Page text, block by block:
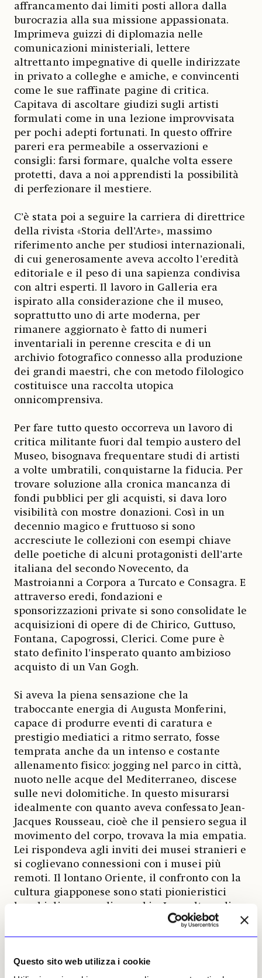
Questo sito web utilizza i cookie
affrancamento dai limiti posti allora dalla
burocrazia alla sua missione appassionata.
Imprimeva guizzi di diplomazia nelle
comunicazioni ministeriali, lettere
altrettanto impegnative di quelle indirizzate
in privato a colleghe e amiche, e convincenti
come le sue raffinate pagine di critica.
Capitava di ascoltare giudizi sugli artisti
formulati come in una lezione improvvisata
per pochi adepti fortunati. In questo offrire
pareri era permeabile a osservazioni e
consigli: farsi formare, qualche volta essere
protetti, dava a noi apprendisti la possibilità
di perfezionare il mestiere.
C’è stata poi a seguire la carriera di direttrice
della rivista «Storia dell’Arte», massimo
riferimento anche per studiosi internazionali,
di cui generosamente aveva accolto l’eredità
editoriale e il peso di una sapienza condivisa
con altri esperti. Il lavoro in Galleria era
ispirato alla considerazione che il museo,
soprattutto uno di arte moderna, per
rimanere aggiornato è fatto di numeri
inventariali in perenne crescita e di un
archivio fotografico connesso alla produzione
dei grandi maestri, che con metodo filologico
costituisce una raccolta utopica
onnicomprensiva.
Per fare tutto questo occorreva un lavoro di
critica militante fuori dal tempio austero del
Museo, bisognava frequentare studi di artisti
a volte umbratili, conquistarne la fiducia. Per
trovare soluzione alla cronica mancanza di
fondi pubblici per gli acquisti, si dava loro
visibilità con mostre donazioni. Così in un
decennio magico e fruttuoso si sono
accresciute le collezioni con esempi chiave
delle poetiche di alcuni protagonisti dell’arte
italiana del secondo Novecento, da
Mastroianni a Corpora a Turcato e Consagra. E
attraverso eredi, fondazioni e
sponsorizzazioni private si sono consolidate le
acquisizioni di opere di de Chirico, Guttuso,
Fontana, Capogrossi, Clerici. Come pure è
stato definito l’insperato quanto ambizioso
acquisto di un Van Gogh.
Si aveva la piena sensazione che la
traboccante energia di Augusta Monferini,
capace di produrre eventi di caratura e
prestigio mediatici a ritmo serrato, fosse
temprata anche da un intenso e costante
allenamento fisico: jogging nel parco in città,
nuoto nelle acque del Mediterraneo, discese
sulle nevi dolomitiche. In questo misurarsi
idealmente con quanto aveva confessato Jean-
Jacques Rousseau, cioè che il pensiero segua il
movimento del corpo, trovava la mia empatia.
Lei rispondeva agli inviti dei musei stranieri e
si coglievano connessioni con i musei più
remoti. Il lontano Oriente, il confronto con la
cultura giapponese sono stati pionieristici
banchi di prova e di scambio. Le sculture di
Manzù e di de Chirico assieme ai dipinti
entravano in mostre nei musei di laggiù. E qui
movimento Gutai e la fusione con l’occidente